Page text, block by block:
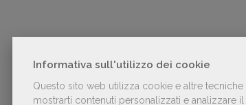
Informativa sull'utilizzo dei cookie
Questo sito web utilizza cookie e altre
mostrarti contenuti personalizzati e analizzare il